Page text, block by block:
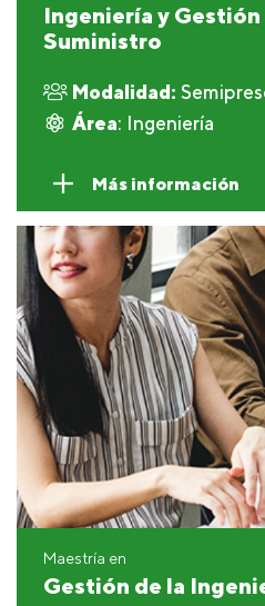
Ingeniería y Gestión
Suministro
Modalidad:
Área: Ingeniería
Más información
Maestría en
Gestión de la